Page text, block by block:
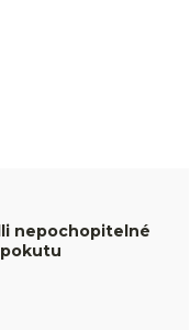
nepochopitelné